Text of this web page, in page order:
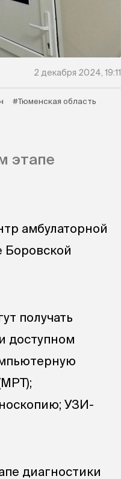
2 декабря 2024, 19:11
#Тюменская область
этапе
амбулаторной
Боровской
получать
доступном
УЗИ-
диагностики